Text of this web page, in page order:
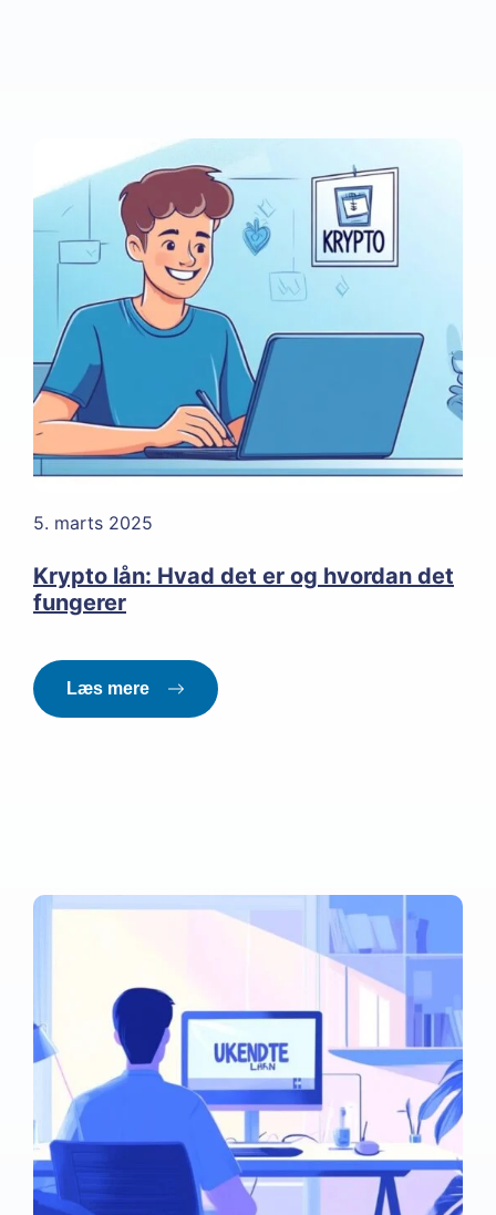
5. marts 2025
Krypto lån: Hvad det er og hvordan det
fungerer
Læs mere